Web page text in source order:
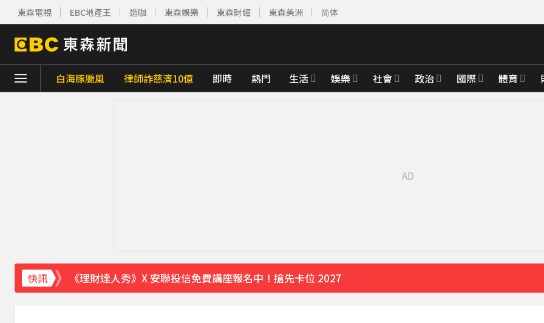
東森電視 EBC地產王 造咖 東森娛樂 東森財經 東森美洲 简体
白海豚颱風 律師詐慈濟10億 即時 熱門 生活 娛樂 社會 政治 國際 體育
快訊
《理財達人秀》X 安聯投信免費講座報名中！搶先卡位 2027
下載東森App，隨時掌握天下大小事！